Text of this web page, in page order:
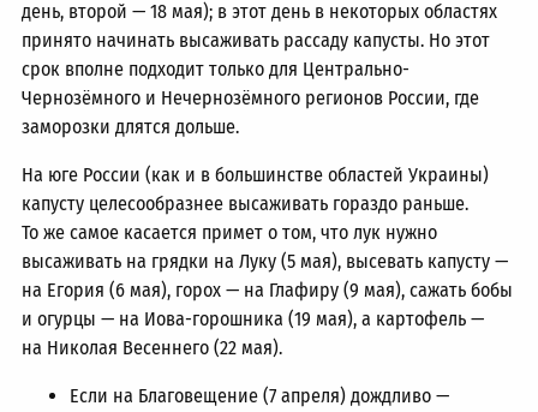
день, второй — 18 мая); в этот день в некоторых областях
принято начинать высаживать рассаду капусты. Но этот
срок вполне подходит только для Центрально-
Чернозёмного и Нечернозёмного регионов России, где
заморозки длятся дольше.
На юге России (как и в большинстве областей Украины)
капусту целесообразнее высаживать гораздо раньше.
То же самое касается примет о том, что лук нужно
высаживать на грядки на Луку (5 мая), высевать капусту —
на Егория (6 мая), горох — на Глафиру (9 мая), сажать бобы
и огурцы — на Иова-горошника (19 мая), а картофель —
на Николая Весеннего (22 мая).
Если на Благовещение (7 апреля) дождливо —